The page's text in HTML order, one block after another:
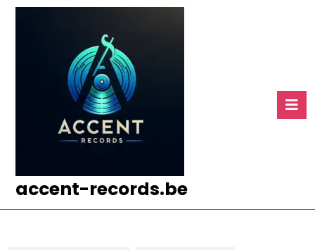
accent-records.be